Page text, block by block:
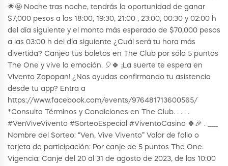
🌟🤩 Noche tras noche, tendrás la oportunidad de ganar
$7,000 pesos a las 18:00, 19:30, 21:00 , 23:00, 00:30 y 02:00 h
del día siguiente y el monto más esperado de $70,000 pesos
a las 03:00 h del día siguiente ¿Cuál será tu hora más
divertida? Canjea tus boletos en The Club por sólo 5 puntos
The One y vive la emoción. 🎈🍀 ¡La suerte te espera en
Vivento Zapopan! ¿Nos ayudas confirmando tu asistencia
desde tu app? Entra a
https://www.facebook.com/events/976481713600565/
*Consulta Términos y Condiciones en The Club. . . . .
#VenViveVivento #SorteoEspecial #ViventoCasino 🍀🎉 . _____
Nombre del Sorteo: “Ven, Vive Vivento” Valor de folio o
tarjeta de participación: Por canje de 5 puntos The One.
Vigencia: Canje del 20 al 31 de agosto de 2023, de las 10:00